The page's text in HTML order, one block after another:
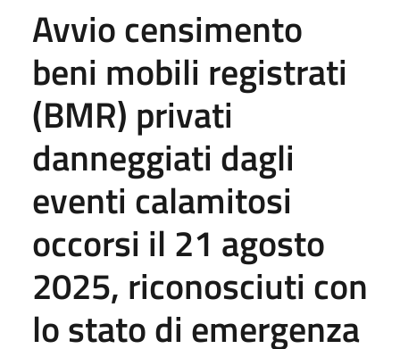
Avvio censimento
beni mobili registrati
(BMR) privati
danneggiati dagli
eventi calamitosi
occorsi il 21 agosto
2025, riconosciuti con
lo stato di emergenza